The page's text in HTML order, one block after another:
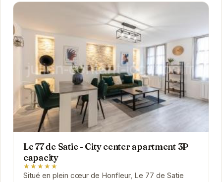
Le 77 de Satie - City center apartment 3P
capacity
★★★★★
Situé en plein cœur de Honfleur, Le 77 de Satie